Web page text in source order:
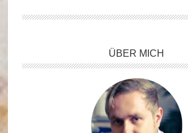
ÜBER MICH